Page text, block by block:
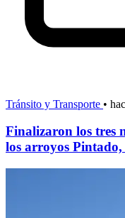
Tránsito y Transporte •
Finalizaron los tres
los arroyos